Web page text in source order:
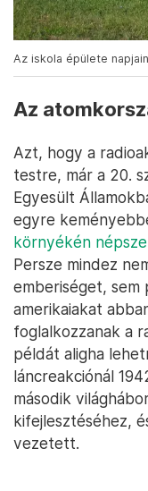
Az iskola épülete
Az
Azt, hogy a
testre, már a 20.
Egyesült
egyre
környékén
Persze mindez
emberiséget, sem
amerikaiakat
foglalkozzanak a
példát aligha
láncreakciónál
második
kifejlesztéséhez,
vezetett.